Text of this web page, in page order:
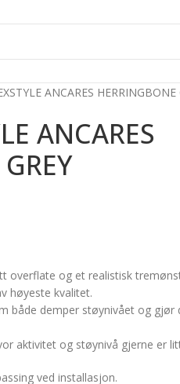
ANCARES HERRINGBONE
ANCARES
overflate og et realistisk
høyeste kvalitet.
både demper støynivået og gjør
aktivitet og støynivå gjerne er
ved installasjon.